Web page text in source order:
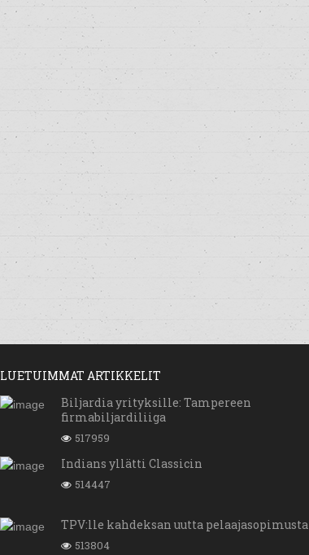
LUETUIMMAT ARTIKKELIT
Biljardia yrityksille: Tampereen
firmabiljardiliiga
517959
Indians yllätti Classicin
514447
TPV:lle kahdeksan uutta pelaajasopimusta
513804